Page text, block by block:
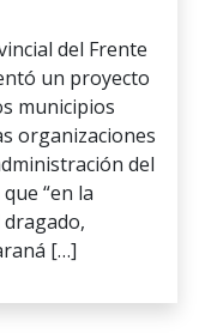
del Frente
un proyecto
municipios
organizaciones
del
“en la
[…]